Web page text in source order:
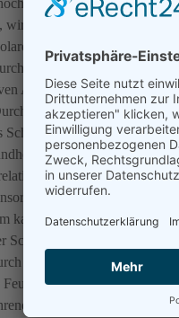
Abfragesignale an
wird die Reaktion durch
Verunreinigungen
die Anwesenheit, den Typ
Additiven dominiert, die
die Messung der Massen-
Schmierstoffs bietet EIS einen
und -funktion.
Feuchtigkeit der
verwenden eine
kapazitiven
Schwere der
Überwachung die relativen
Feuchtigkeit im Öl liefern ein
im gelösten Zustand